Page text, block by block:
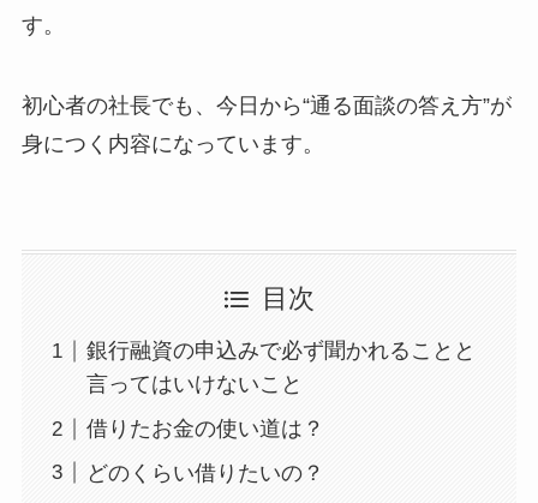
す。
初心者の社長でも、今日から“通る面談の答え方”が
身につく内容になっています。
目次
銀行融資の申込みで必ず聞かれることと
言ってはいけないこと
借りたお金の使い道は？
どのくらい借りたいの？